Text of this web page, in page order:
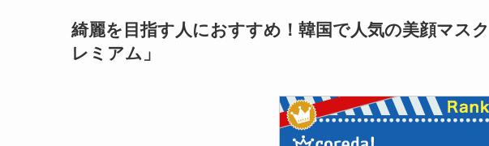
綺麗を目指す人におすすめ！韓国で人気の美顔マス
レミアム」